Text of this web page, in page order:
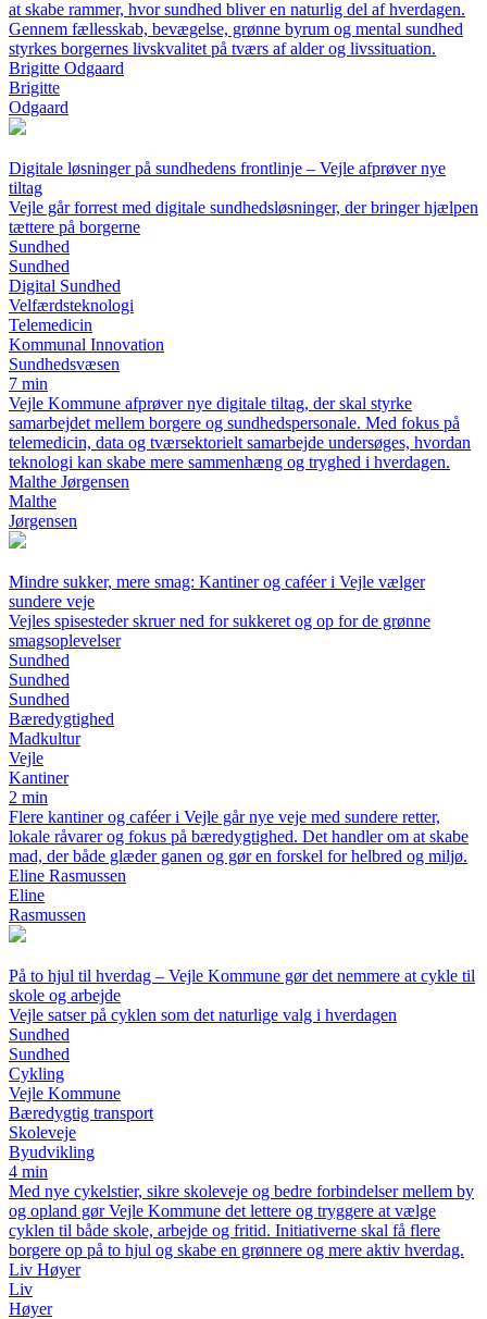
at skabe rammer, hvor sundhed bliver en naturlig del af hverdagen.
Gennem fællesskab, bevægelse, grønne byrum og mental sundhed
styrkes borgernes livskvalitet på tværs af alder og livssituation.
Brigitte Odgaard
Brigitte
Odgaard
Digitale løsninger på sundhedens frontlinje – Vejle afprøver nye
tiltag
Vejle går forrest med digitale sundhedsløsninger, der bringer hjælpen
tættere på borgerne
Sundhed
Sundhed
Digital Sundhed
Velfærdsteknologi
Telemedicin
Kommunal Innovation
Sundhedsvæsen
7 min
Vejle Kommune afprøver nye digitale tiltag, der skal styrke
samarbejdet mellem borgere og sundhedspersonale. Med fokus på
telemedicin, data og tværsektorielt samarbejde undersøges, hvordan
teknologi kan skabe mere sammenhæng og tryghed i hverdagen.
Malthe Jørgensen
Malthe
Jørgensen
Mindre sukker, mere smag: Kantiner og caféer i Vejle vælger
sundere veje
Vejles spisesteder skruer ned for sukkeret og op for de grønne
smagsoplevelser
Sundhed
Sundhed
Sundhed
Bæredygtighed
Madkultur
Vejle
Kantiner
2 min
Flere kantiner og caféer i Vejle går nye veje med sundere retter,
lokale råvarer og fokus på bæredygtighed. Det handler om at skabe
mad, der både glæder ganen og gør en forskel for helbred og miljø.
Eline Rasmussen
Eline
Rasmussen
På to hjul til hverdag – Vejle Kommune gør det nemmere at cykle til
skole og arbejde
Vejle satser på cyklen som det naturlige valg i hverdagen
Sundhed
Sundhed
Cykling
Vejle Kommune
Bæredygtig transport
Skoleveje
Byudvikling
4 min
Med nye cykelstier, sikre skoleveje og bedre forbindelser mellem by
og opland gør Vejle Kommune det lettere og tryggere at vælge
cyklen til både skole, arbejde og fritid. Initiativerne skal få flere
borgere op på to hjul og skabe en grønnere og mere aktiv hverdag.
Liv Høyer
Liv
Høyer